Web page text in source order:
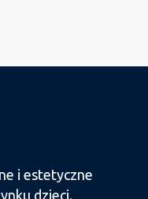
i estetyczne
dzieci.